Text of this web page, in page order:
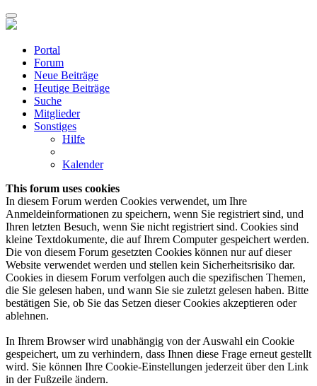
Portal
Forum
Neue Beiträge
Heutige Beiträge
Suche
Mitglieder
Sonstiges
Hilfe
Kalender
This forum uses cookies
In diesem Forum werden Cookies verwendet, um Ihre
Anmeldeinformationen zu speichern, wenn Sie registriert sind, und
Ihren letzten Besuch, wenn Sie nicht registriert sind. Cookies sind
kleine Textdokumente, die auf Ihrem Computer gespeichert werden.
Die von diesem Forum gesetzten Cookies können nur auf dieser
Website verwendet werden und stellen kein Sicherheitsrisiko dar.
Cookies in diesem Forum verfolgen auch die spezifischen Themen,
die Sie gelesen haben, und wann Sie sie zuletzt gelesen haben. Bitte
bestätigen Sie, ob Sie das Setzen dieser Cookies akzeptieren oder
ablehnen.
In Ihrem Browser wird unabhängig von der Auswahl ein Cookie
gespeichert, um zu verhindern, dass Ihnen diese Frage erneut gestellt
wird. Sie können Ihre Cookie-Einstellungen jederzeit über den Link
in der Fußzeile ändern.